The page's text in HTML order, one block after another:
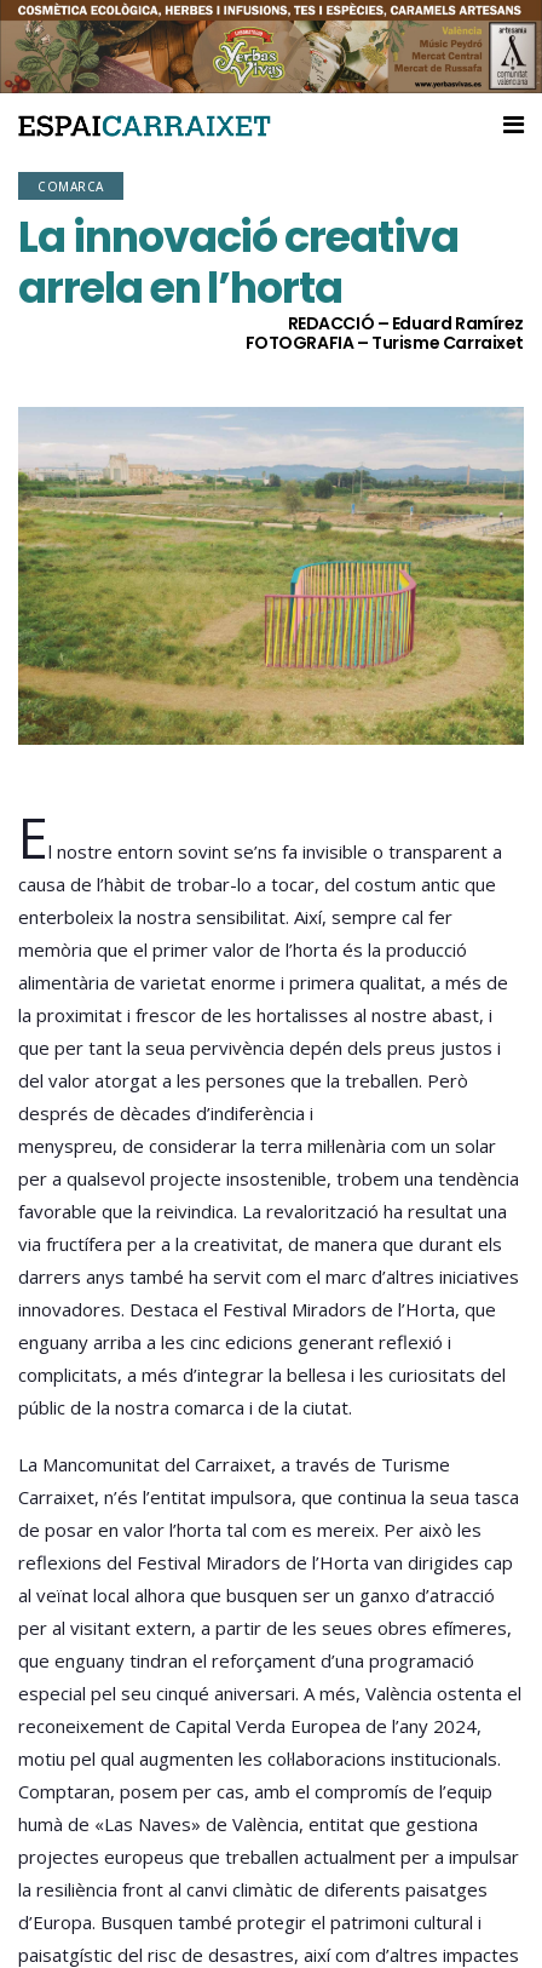
COMARCA
La innovació creativa
arrela en l’horta
REDACCIÓ – Eduard Ramírez
FOTOGRAFIA – Turisme Carraixet
El nostre entorn sovint se’ns fa invisible o transparent a
causa de l’hàbit de trobar-lo a tocar, del costum antic que
enterboleix la nostra sensibilitat. Així, sempre cal fer
memòria que el primer valor de l’horta és la producció
alimentària de varietat enorme i primera qualitat, a més de
la proximitat i frescor de les hortalisses al nostre abast, i
que per tant la seua pervivència depén dels preus justos i
del valor atorgat a les persones que la treballen. Però
després de dècades d’indiferència i
menyspreu, de considerar la terra mil·lenària com un solar
per a qualsevol projecte insostenible, trobem una tendència
favorable que la reivindica. La revalorització ha resultat una
via fructífera per a la creativitat, de manera que durant els
darrers anys també ha servit com el marc d’altres iniciatives
innovadores. Destaca el Festival Miradors de l’Horta, que
enguany arriba a les cinc edicions generant reflexió i
complicitats, a més d’integrar la bellesa i les curiositats del
públic de la nostra comarca i de la ciutat.
La Mancomunitat del Carraixet, a través de Turisme
Carraixet, n’és l’entitat impulsora, que continua la seua tasca
de posar en valor l’horta tal com es mereix. Per això les
reflexions del Festival Miradors de l’Horta van dirigides cap
al veïnat local alhora que busquen ser un ganxo d’atracció
per al visitant extern, a partir de les seues obres efímeres,
que enguany tindran el reforçament d’una programació
especial pel seu cinqué aniversari. A més, València ostenta el
reconeixement de Capital Verda Europea de l’any 2024,
motiu pel qual augmenten les col·laboracions institucionals.
Comptaran, posem per cas, amb el compromís de l’equip
humà de «Las Naves» de València, entitat que gestiona
projectes europeus que treballen actualment per a impulsar
la resiliència front al canvi climàtic de diferents paisatges
d’Europa. Busquen també protegir el patrimoni cultural i
paisatgístic del risc de desastres, així com d’altres impactes